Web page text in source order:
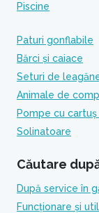
Piscine
Paturi gonflabile
Bărci și caiace
Seturi de
Animale de
Pompe cu
Solinatoare
Căutare
După service în
Funcționare și